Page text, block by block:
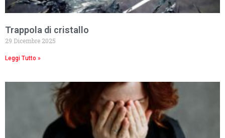
Trappola di cristallo
29 Dicembre 2025
Leggi Tutto »